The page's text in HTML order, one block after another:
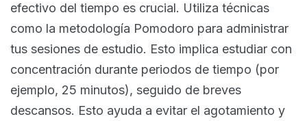
efectivo del tiempo es crucial. Utiliza técnicas
como la metodología Pomodoro para administrar
tus sesiones de estudio. Esto implica estudiar con
concentración durante periodos de tiempo (por
ejemplo, 25 minutos), seguido de breves
descansos. Esto ayuda a evitar el agotamiento y